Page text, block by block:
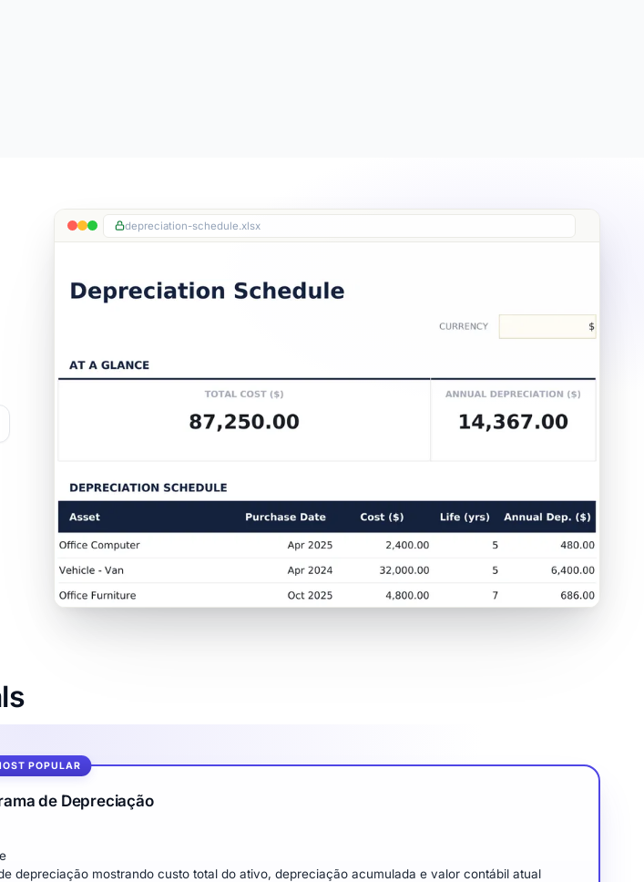
depreciation-schedule.xlsx
POPULAR
de Depreciação
depreciação mostrando custo total do ativo, depreciação acumulada e valor contábil atual